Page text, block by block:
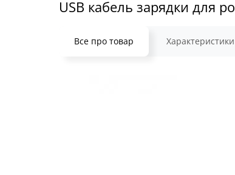
USB кабель зарядки для
Все про товар Характеристики